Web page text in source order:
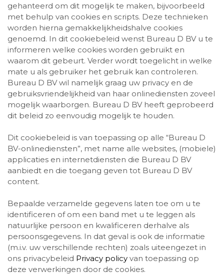
gehanteerd om dit mogelijk te maken, bijvoorbeeld
met behulp van cookies en scripts. Deze technieken
worden hierna gemakkelijkheidshalve cookies
genoemd. In dit cookiebeleid wenst Bureau D BV u te
informeren welke cookies worden gebruikt en
waarom dit gebeurt. Verder wordt toegelicht in welke
mate u als gebruiker het gebruik kan controleren.
Bureau D BV wil namelijk graag uw privacy en de
gebruiksvriendelijkheid van haar onlinediensten zoveel
mogelijk waarborgen. Bureau D BV heeft geprobeerd
dit beleid zo eenvoudig mogelijk te houden.
Dit cookiebeleid is van toepassing op alle “Bureau D
BV-onlinediensten”, met name alle websites, (mobiele)
applicaties en internetdiensten die Bureau D BV
aanbiedt en die toegang geven tot Bureau D BV
content.
Bepaalde verzamelde gegevens laten toe om u te
identificeren of om een band met u te leggen als
natuurlijke persoon en kwalificeren derhalve als
persoonsgegevens. In dat geval is ook de informatie
(m.i.v. uw verschillende rechten) zoals uiteengezet in
ons privacybeleid Privacy policy van toepassing op
deze verwerkingen door de cookies.